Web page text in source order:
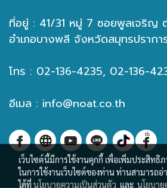
ที่อยู่ : 41/31 หมู่ 7 ซอยพูลเจริญ
อำเภอบางพลี จังหวัดสมุทรปราก
โทร : 02-136-4235, 02-136-
อีเมล : info@noat.co.th
เว็บไซต์นี้มีการใช้งานคุกกี้ เพื่อเพิ่มประสิท
ในการใช้งานเว็บไซต์ของท่าน ท่านสามารถอ่
ได้ที่นโยบายความเป็นส่วนตัว และ นโยบาย